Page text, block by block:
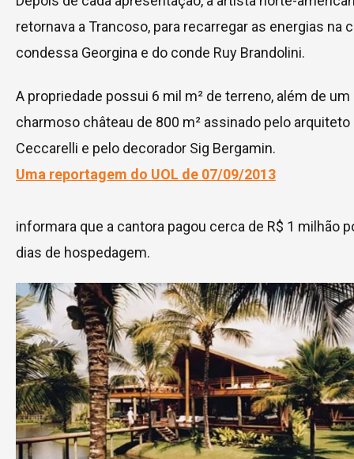
retornava a Trancoso, para recarregar as energias na
condessa Georgina e do conde Ruy Brandolini.
A propriedade possui 6 mil m² de terreno, além de um
charmoso château de 800 m² assinado pelo arquiteto
Ceccarelli e pelo decorador Sig Bergamin.
Uma reportagem do UOL de 07/09/2013
informara que a cantora pagou cerca de R$ 1 milhão
dias de hospedagem.